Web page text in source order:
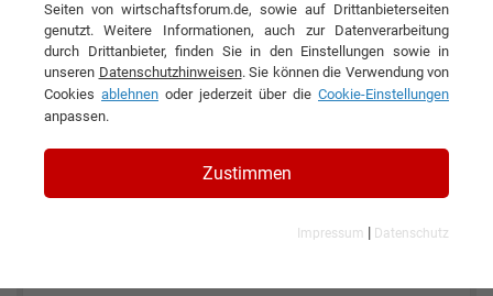
KONTAKT
Hadley Profiltechnik GmbH
Seiten von wirtschaftsforum.de, sowie auf Drittanbieterseiten
genutzt. Weitere Informationen, auch zur Datenverarbeitung
durch Drittanbieter, finden Sie in den Einstellungen sowie in
unseren Datenschutzhinweisen. Sie können die Verwendung von
Cookies ablehnen oder jederzeit über die Cookie-Einstellungen
anpassen.
Zustimmen
Impressum | Datenschutz